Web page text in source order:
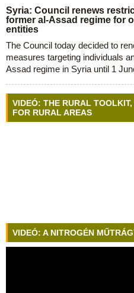
Syria: Council renews
former al-Assad regime for
entities
The Council today decided to
measures targeting individuals
Assad regime in Syria until 1
VIDEÓ: THE RURAL
FOR RURAL AREAS
VIDEÓ: A NITROGÉN